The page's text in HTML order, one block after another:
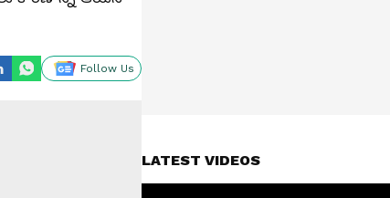
Follow Us
LATEST VIDEOS